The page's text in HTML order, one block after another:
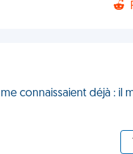
connaissaient déjà : il